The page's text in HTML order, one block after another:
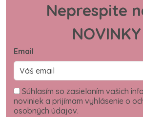
Neprespite
NOVINKY
Email
Súhlasím so zasielaním vašich
noviniek a prijímam vyhlásenie o
osobných údajov.